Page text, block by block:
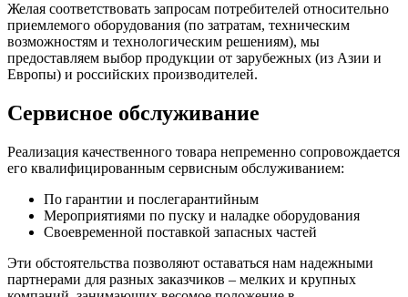
Желая соответствовать запросам потребителей относительно
приемлемого оборудования (по затратам, техническим
возможностям и технологическим решениям), мы
предоставляем выбор продукции от зарубежных (из Азии и
Европы) и российских производителей.
Сервисное обслуживание
Реализация качественного товара непременно сопровождается
его квалифицированным сервисным обслуживанием:
По гарантии и послегарантийным
Мероприятиями по пуску и наладке оборудования
Своевременной поставкой запасных частей
Эти обстоятельства позволяют оставаться нам надежными
партнерами для разных заказчиков – мелких и крупных